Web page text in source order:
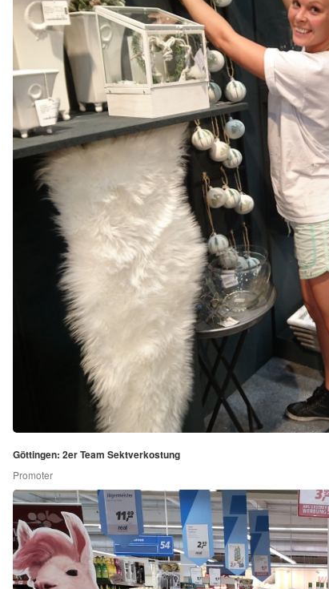
Göttingen: 2er Team Sektverkostung
Promoter